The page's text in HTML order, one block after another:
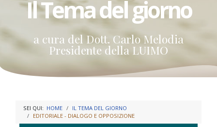
Il Tema del giorno
a cura del Dott. Carlo Melodia
Presidente della LUIMO
SEI QUI: HOME
IL TEMA DEL GIORNO
EDITORIALE - DIALOGO E OPPOSIZIONE